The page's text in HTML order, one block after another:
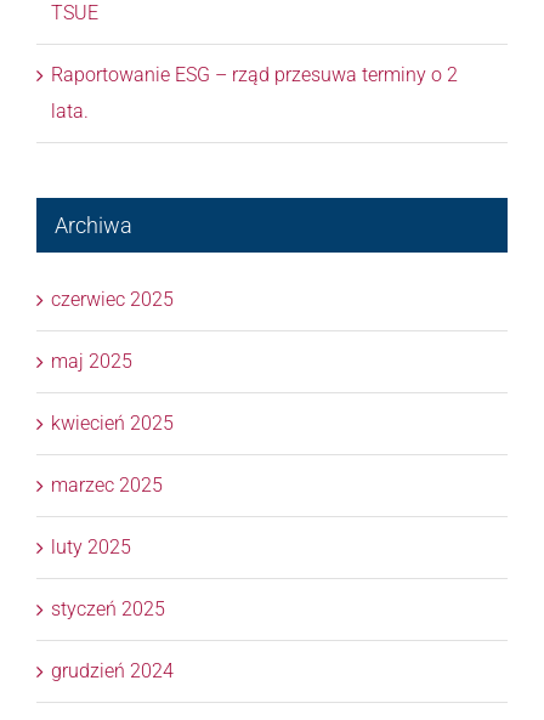
TSUE
Raportowanie ESG – rząd przesuwa terminy o 2
lata.
Archiwa
czerwiec 2025
maj 2025
kwiecień 2025
marzec 2025
luty 2025
styczeń 2025
grudzień 2024